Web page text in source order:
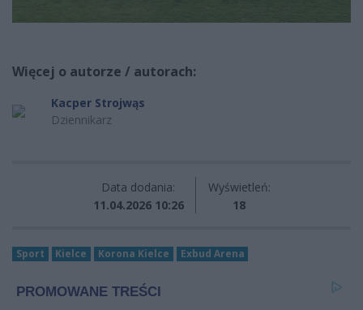
Więcej o autorze / autorach:
Kacper Strojwąs
Dziennikarz
Data dodania:
11.04.2026 10:26
Wyświetleń:
18
Sport Kielce Korona Kielce Exbud Arena